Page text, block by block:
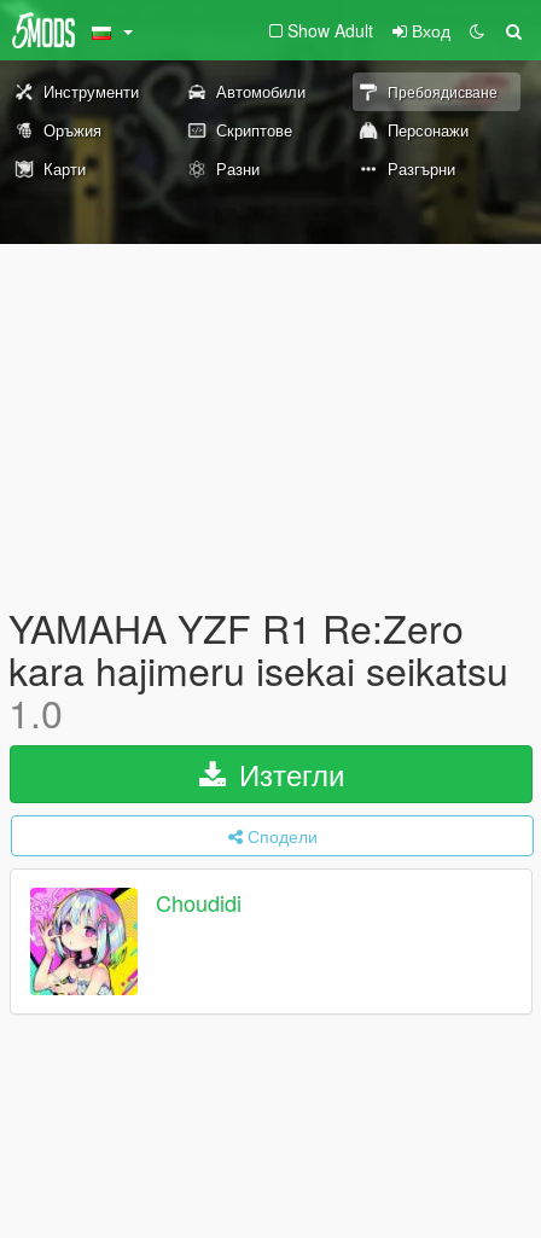
Show Adult Вход
Инструменти Автомобили Пребоядисване
Оръжия Скриптове
Персонажи
Карти
Разни Разгърни
YAMAHA YZF R1 Re:Zero
kara hajimeru isekai seikatsu
1.0
Изтегли
Сподели
Choudidi